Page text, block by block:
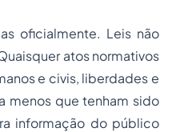
oficialmente. Leis não
atos normativos
e civis, liberdades e
menos que tenham sido
informação do público